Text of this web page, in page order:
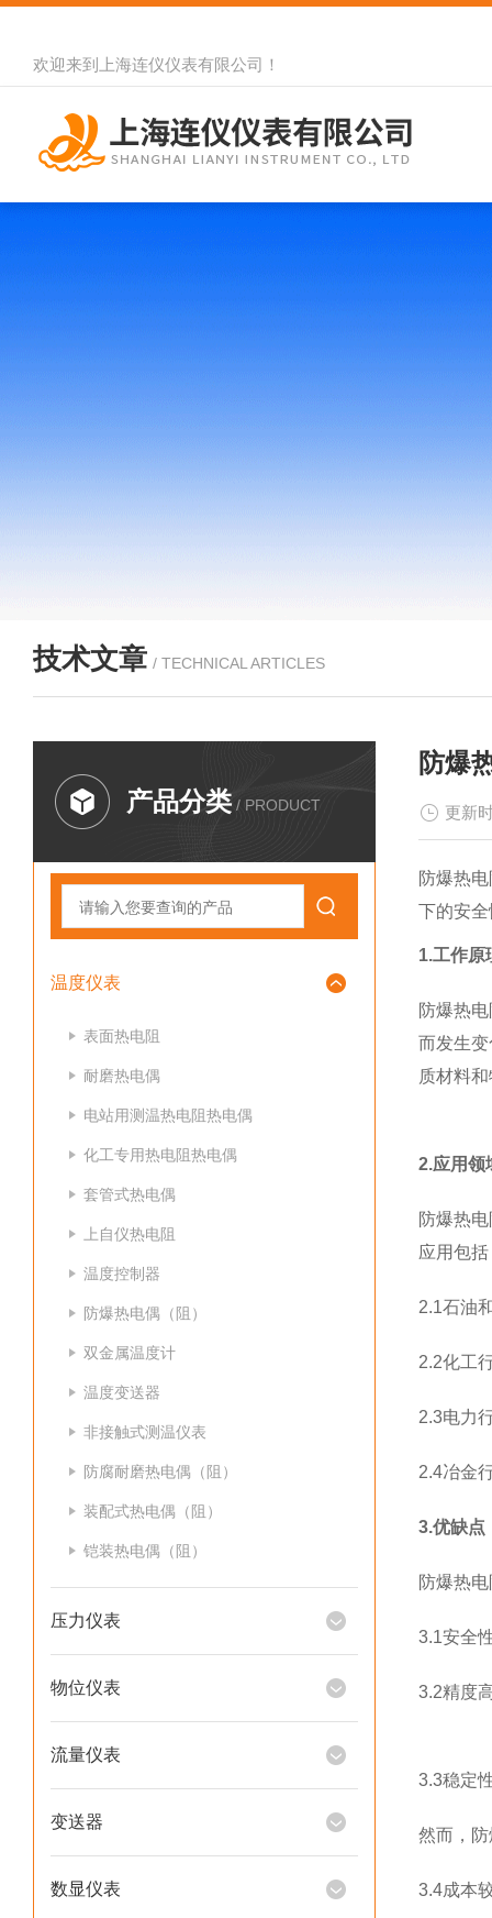
欢迎来到 上海连仪仪表有限公司 ！
技术文章 / TECHNICAL ARTICLES
产品分类 / PRODUCT
温度仪表
表面热电阻
耐磨热电偶
电站用测温热电阻热电偶
化工专用热电阻热电偶
套管式热电偶
上自仪热电阻
温度控制器
防爆热电偶（阻）
双金属温度计
温度变送器
非接触式测温仪表
防腐耐磨热电偶（阻）
装配式热电偶（阻）
铠装热电偶（阻）
压力仪表
物位仪表
流量仪表
变送器
数显仪表
防爆
更新
防爆热
下的安
1.工作原
防爆热
而发生
质材料
2.应用领
防爆热
应用包括
2.1石油
2.2化工
2.3电力
2.4冶金
3.优缺点
防爆热
3.1安全
3.2精度
3.3稳定
然而，
3.4成本